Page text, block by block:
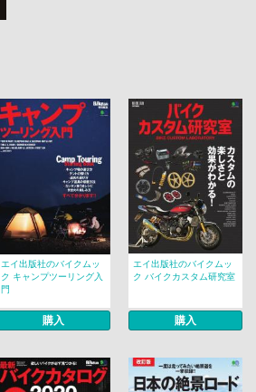
エイ出版社のバイクムッ
ク キャンプツーリング入
門
購入
エイ出版社のバイクムッ
ク バイクカスタム研究室
購入